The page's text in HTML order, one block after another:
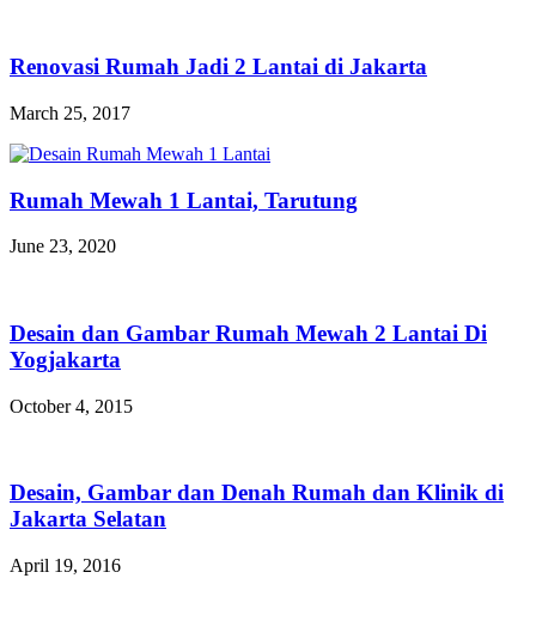
Renovasi Rumah Jadi 2 Lantai di Jakarta
March 25, 2017
Rumah Mewah 1 Lantai, Tarutung
June 23, 2020
Desain dan Gambar Rumah Mewah 2 Lantai Di
Yogjakarta
October 4, 2015
Desain, Gambar dan Denah Rumah dan Klinik di
Jakarta Selatan
April 19, 2016